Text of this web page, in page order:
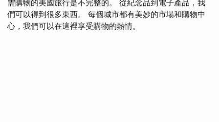
需購物的美國旅行是不完整的。 從紀念品到電子產品，我
們可以得到很多東西。 每個城市都有美妙的市場和購物中
心，我們可以在這裡享受購物的熱情。